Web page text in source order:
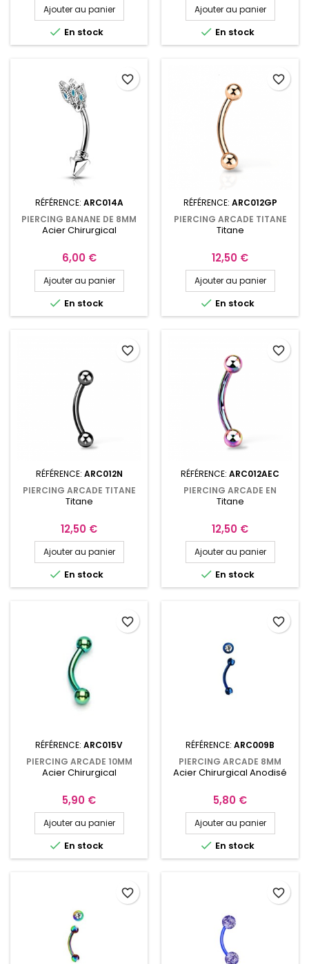
Ajouter au panier
 En stock
Ajouter au panier
 En stock
RÉFÉRENCE: ARC014A
PIERCING BANANE DE 8MM
EN FORME DE FLÈCHE
Acier Chirurgical
Prix
6,00 €
Ajouter au panier
 En stock
favorite_border
RÉFÉRENCE: ARC012GP
PIERCING ARCADE TITANE
ASTM F-136 OR ROSÉ
Titane
Prix
12,50 €
Ajouter au panier
 En stock
favorite_border
RÉFÉRENCE: ARC012N
PIERCING ARCADE TITANE
ASTM F-136 NOIR ARC012N
Titane
Prix
12,50 €
Ajouter au panier
 En stock
favorite_border
RÉFÉRENCE: ARC012AEC
PIERCING ARCADE EN
TITANE ASTM F-136 PVD
Titane
Prix
12,50 €
Ajouter au panier
 En stock
favorite_border
RÉFÉRENCE: ARC015V
PIERCING ARCADE 10MM
ACIER CHIRURGICAL
Acier Chirurgical
Prix
5,90 €
Ajouter au panier
 En stock
favorite_border
RÉFÉRENCE: ARC009B
PIERCING ARCADE 8MM
BLEU AVEC ZIRCONIUM
Acier Chirurgical Anodisé
Prix
5,80 €
Ajouter au panier
 En stock
favorite_border
favorite_border favorite_border